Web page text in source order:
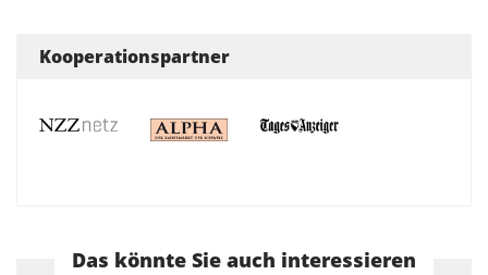
Kooperationspartner
Das könnte Sie auch interessieren